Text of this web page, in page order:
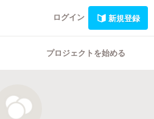
ログイン 新規登録
プロジェクトを始める